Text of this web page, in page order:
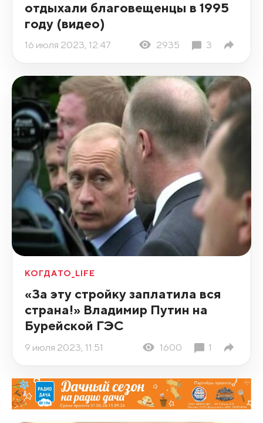
отдыхали благовещенцы в 1995
году (видео)
16 июля 2023, 12:47 2935 3
КОГДАТО_LIFE
«За эту стройку заплатила вся
страна!» Владимир Путин на
Бурейской ГЭС
9 июля 2023, 11:51 1600 1